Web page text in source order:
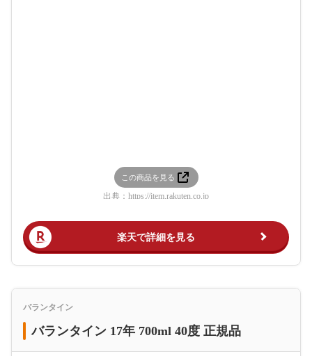
この商品を見る
出典： https://item.rakuten.co.jp
楽天で詳細を見る
バランタイン
バランタイン 17年 700ml 40度 正規品